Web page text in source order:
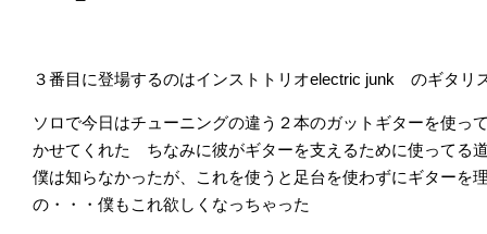
３番目に登場するのはインストトリオelectric junk のギタ
ソロで今日はチューニングの違う２本のガットギターを使っ
かせてくれた ちなみに彼がギターを支えるために使ってる
僕は知らなかったが、これを使うと足台を使わずにギターを
の・・・僕もこれ欲しくなっちゃった